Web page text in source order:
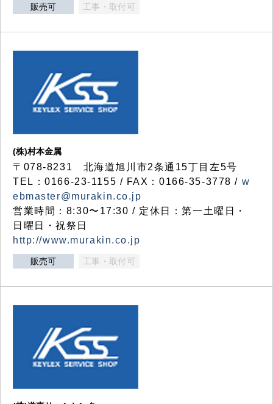
販売可 工事・取付可
(株)村本金属
〒078-8231 北海道旭川市2条通15丁目左5号
TEL：0166-23-1155 / FAX：0166-35-3778 / w
ebmaster@murakin.co.jp
営業時間：8:30〜17:30 / 定休日：第一土曜日・
日曜日・祝祭日
http://www.murakin.co.jp
販売可 工事・取付可